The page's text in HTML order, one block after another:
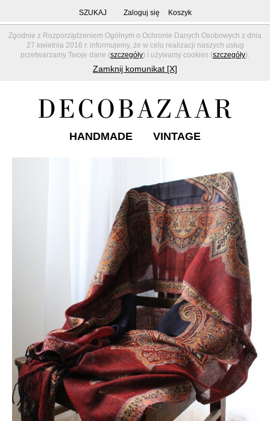
Zgodnie z Rozporządzeniem Ogólnym o Ochronie Danych Osobowych z dnia
27 kwietnia 2016 r. informujemy, że w celu realizacji naszych usług
przetwarzamy Twoje dane (szczegóły) i używamy cookies (szczegóły).
Zamknij komunikat [X]
SZUKAJ Zaloguj się Koszyk
HANDMADE VINTAGE